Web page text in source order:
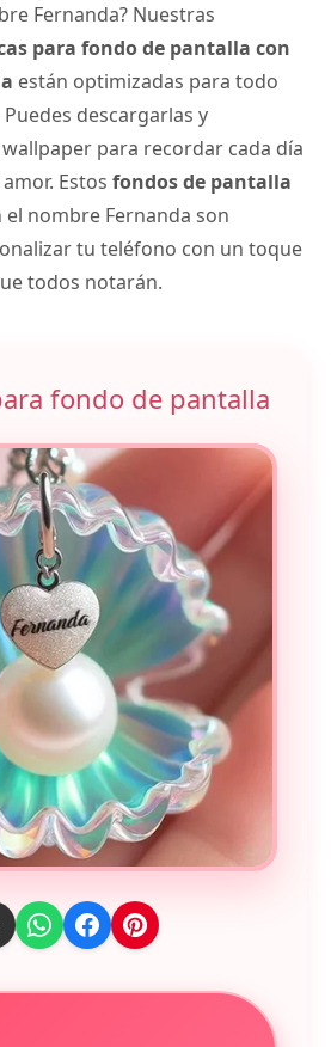
Fernanda? Nuestras
para fondo de pantalla con
están optimizadas para todo
descargarlas y
para recordar cada día
Estos fondos de pantalla
el nombre Fernanda son
tu teléfono con un toque
todos notarán.
fondo de pantalla